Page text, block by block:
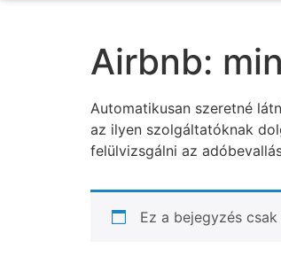
Airbnb:
Automatikusan szeretné
az ilyen szolgáltatóknak
felülvizsgálni az
Ez a bejegyzés